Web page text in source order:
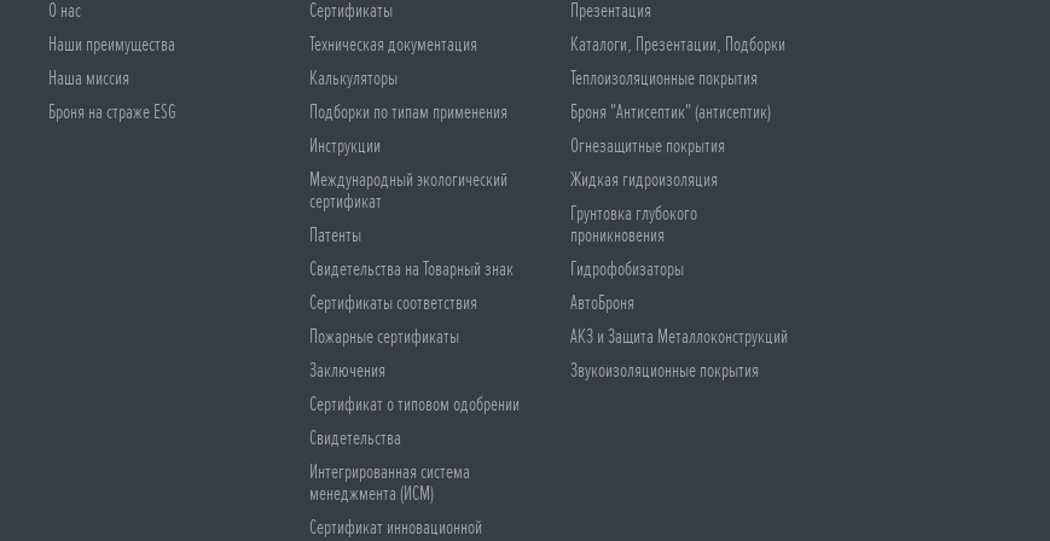
О нас
Наши преимущества
Наша миссия
Броня на страже ESG
Сертификаты
Техническая документация
Калькуляторы
Подборки по типам применения
Инструкции
Международный экологический
сертификат
Патенты
Свидетельства на Товарный знак
Сертификаты соответствия
Пожарные сертификаты
Заключения
Сертификат о типовом одобрении
Свидетельства
Интегрированная система
менеджмента (ИСМ)
Сертификат инновационной
Презентация
Каталоги, Презентации, Подборки
Теплоизоляционные покрытия
Броня "Антисептик" (антисептик)
Огнезащитные покрытия
Жидкая гидроизоляция
Грунтовка глубокого
проникновения
Гидрофобизаторы
АвтоБроня
АКЗ и Защита Металлоконструкций
Звукоизоляционные покрытия